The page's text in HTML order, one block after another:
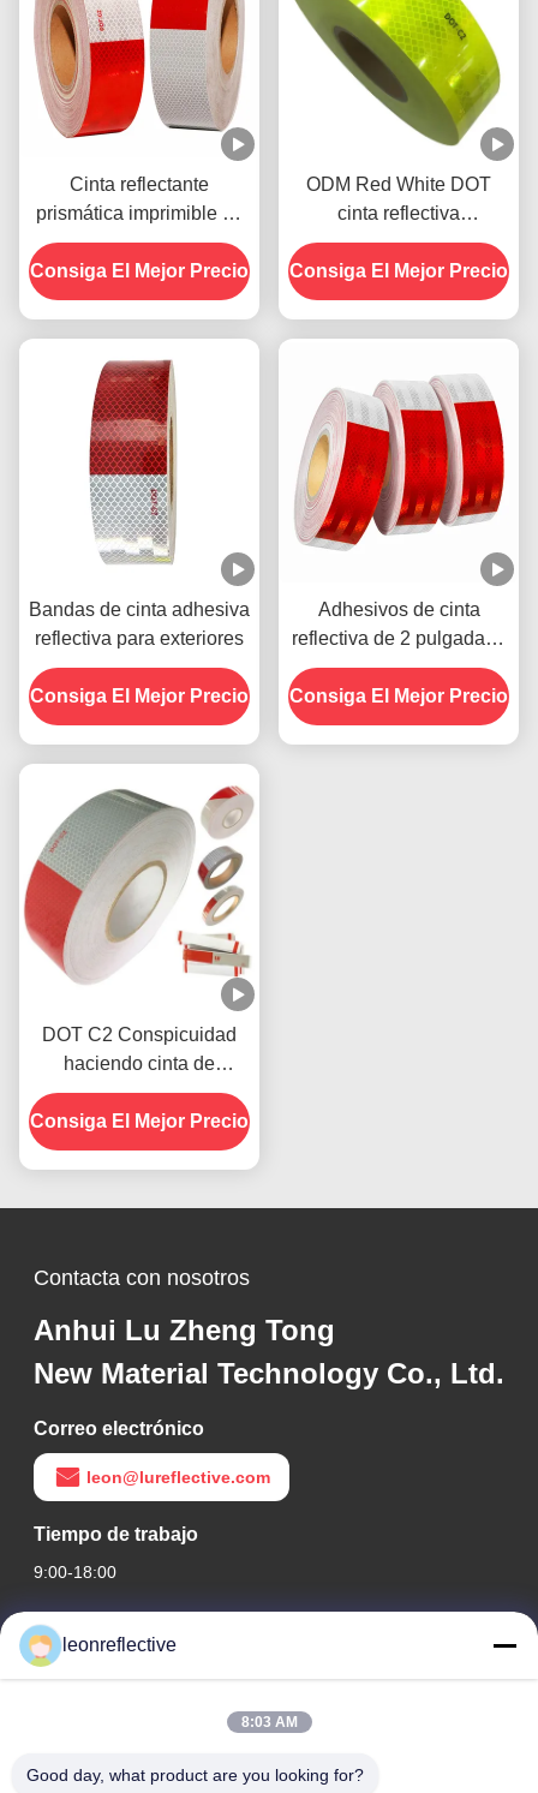
Cinta reflectante
prismática imprimible de
alta intensidad para
camiones Dot-C2
Consiga El Mejor Precio
ODM Red White DOT
cinta reflectiva
autoadhesiva resistente a
las condiciones
climáticas
Consiga El Mejor Precio
Bandas de cinta adhesiva
reflectiva para exteriores
Consiga El Mejor Precio
Adhesivos de cinta
reflectiva de 2 pulgadas *
150 pies retro DOT C2
para remolques
Consiga El Mejor Precio
DOT C2 Conspicuidad
haciendo cinta de
advertencia reflectante Hi
Vis para remolques
Consiga El Mejor Precio
Contacta con nosotros
Anhui Lu Zheng Tong
New Material Technology Co., Ltd.
Correo electrónico
leon@lureflective.com
Tiempo de trabajo
9:00-18:00
Nuestra dirección
Dirección de la empresa
Huayi, Zona de Alta Tecnología, Hefei, Anhui, China
Dirección de la fábrica
leonreflective
8:03 AM
Good day, what product are you looking for?